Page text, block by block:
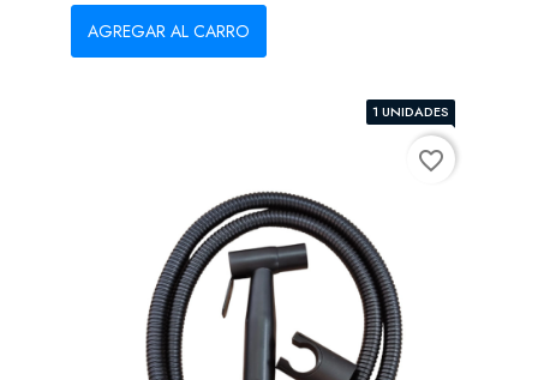
AGREGAR AL CARRO
1 UNIDADES
favorite_border